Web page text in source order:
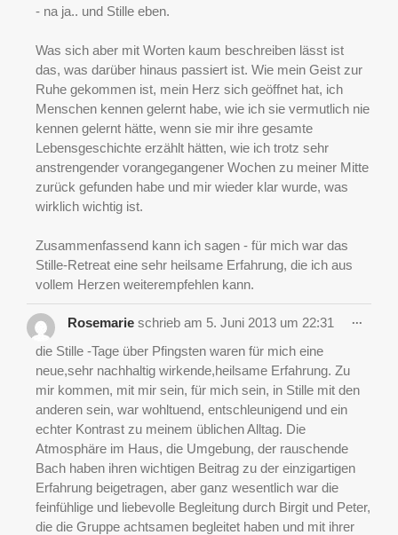
- na ja.. und Stille eben.
Was sich aber mit Worten kaum beschreiben lässt ist
das, was darüber hinaus passiert ist. Wie mein Geist zur
Ruhe gekommen ist, mein Herz sich geöffnet hat, ich
Menschen kennen gelernt habe, wie ich sie vermutlich nie
kennen gelernt hätte, wenn sie mir ihre gesamte
Lebensgeschichte erzählt hätten, wie ich trotz sehr
anstrengender vorangegangener Wochen zu meiner Mitte
zurück gefunden habe und mir wieder klar wurde, was
wirklich wichtig ist.
Zusammenfassend kann ich sagen - für mich war das
Stille-Retreat eine sehr heilsame Erfahrung, die ich aus
vollem Herzen weiterempfehlen kann.
Rosemarie schrieb am 5. Juni 2013 um 22:31
die Stille -Tage über Pfingsten waren für mich eine
neue,sehr nachhaltig wirkende,heilsame Erfahrung. Zu
mir kommen, mit mir sein, für mich sein, in Stille mit den
anderen sein, war wohltuend, entschleunigend und ein
echter Kontrast zu meinem üblichen Alltag. Die
Atmosphäre im Haus, die Umgebung, der rauschende
Bach haben ihren wichtigen Beitrag zu der einzigartigen
Erfahrung beigetragen, aber ganz wesentlich war die
feinfühlige und liebevolle Begleitung durch Birgit und Peter,
die die Gruppe achtsamen begleitet haben und mit ihrer
...